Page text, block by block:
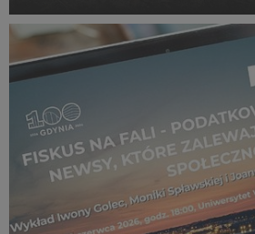
wsparciem środowiska naturalnego.